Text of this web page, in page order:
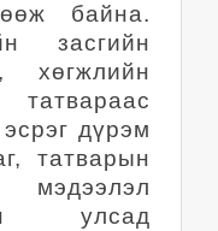
байна.
засгийн
хөгжлийн
дүрэм
татварын
улсад